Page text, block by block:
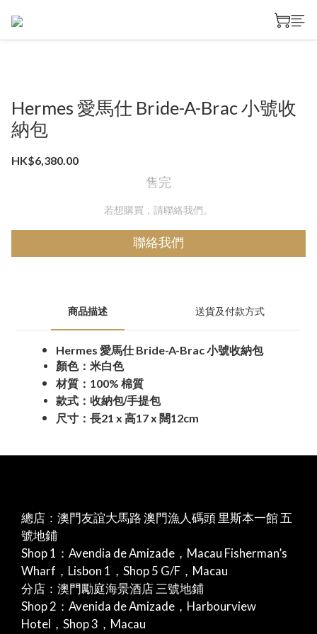
Hermes 愛馬仕 Bride-A-Brac 小號收
納包
HK$6,380.00
售完
若想購買，請聯絡我們。
聯絡我們
商品描述 送貨及付款方式
Hermes 愛馬仕Bride-A-Brac小號收納包
顏色：米白色
材質： 100% 棉質
款式：收納包/手提包
尺寸：長21 x 高17 x 闊12cm
總店：澳門友誼大馬路 澳門漁人碼頭 里斯本一館 五
號地鋪
Shop 1：Avendia de Amizade，Macau Fisherman’s
Wharf，Lisbon 1，Shop 5 G/F，Macau
分店：澳門勵庭海景酒店 三號地鋪
Shop 2：Avenida de Amizade，Harbourview
Hotel，Shop 3，Macau